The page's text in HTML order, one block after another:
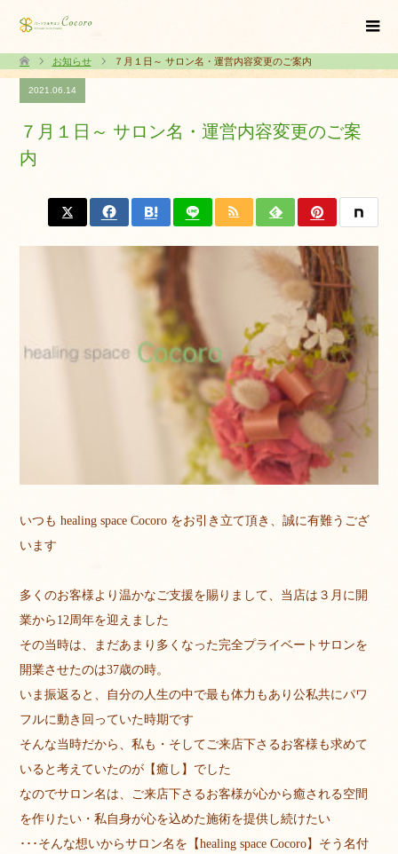
お知らせ ７月１日～ サロン名・運営内容変更のご案内
2021.06.14
７月１日～ サロン名・運営内容変更のご案
内
いつも healing space Cocoro をお引き立て頂き、誠に有難うござ
います
多くのお客様より温かなご支援を賜りまして、当店は３月に開
業から12周年を迎えました
その当時は、まだあまり多くなった完全プライベートサロンを
開業させたのは37歳の時。
いま振返ると、自分の人生の中で最も体力もあり公私共にパワ
フルに動き回っていた時期です
そんな当時だから、私も・そしてご来店下さるお客様も求めて
いると考えていたのが【癒し】でした
なのでサロン名は、ご来店下さるお客様が心から癒される空間
を作りたい・私自身が心を込めた施術を提供し続けたい
･･･そんな想いからサロン名を【healing space Cocoro】そう名付